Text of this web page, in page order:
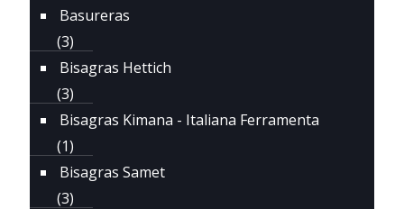
Basureras
(3)
Bisagras Hettich
(3)
Bisagras Kimana - Italiana Ferramenta
(1)
Bisagras Samet
(3)